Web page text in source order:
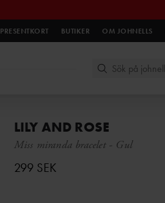
PRESENTKORT BUTIKER OM JOHNELLS
LILY AND ROSE
Miss miranda bracelet - Gul
299 SEK